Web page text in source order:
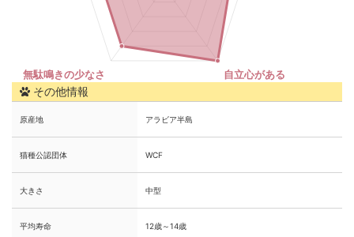
その他情報
原産地 アラビア半島
猫種公認団体 WCF
大きさ 中型
平均寿命 12歳～14歳